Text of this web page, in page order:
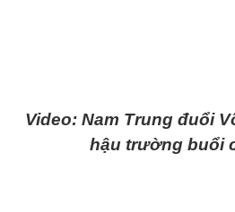
Video: Nam Trung đuổi
hậu trường buổi